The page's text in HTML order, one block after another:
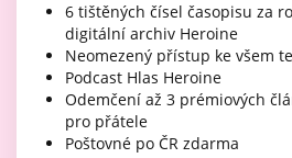
6 tištěných čísel časopisu za
digitální archiv Heroine
Neomezený přístup ke všem
Podcast Hlas Heroine
Odemčení až 3 prémiových
pro přátele
Poštovné po ČR zdarma